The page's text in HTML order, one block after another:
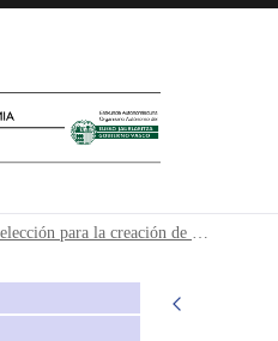
para la Procedimiento de selección para la creación de una bolsa para Auxiliares de Policía Local. Corrección de la dirección de correo electrónico para reclamaciones.